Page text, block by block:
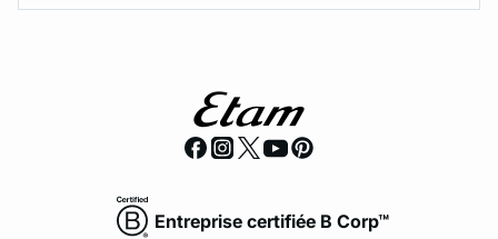
Entreprise certifiée B Corp™